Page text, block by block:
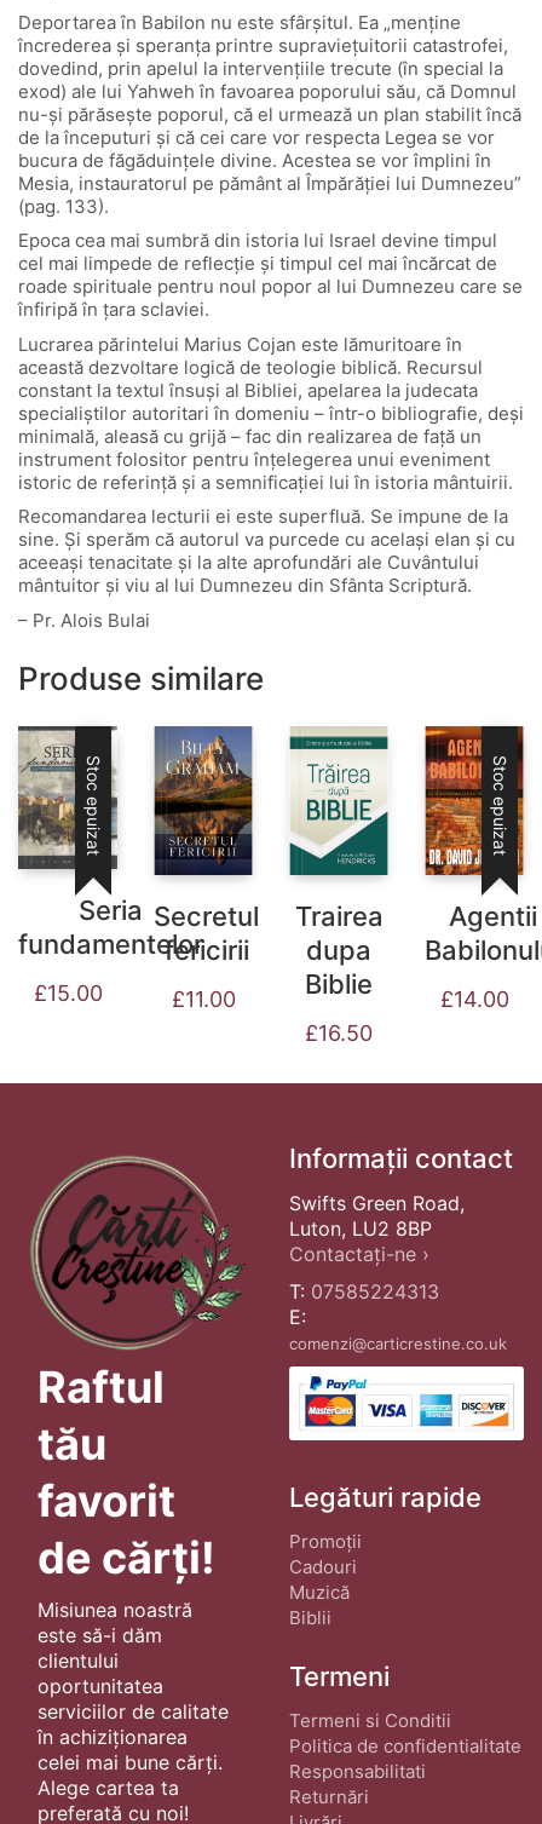
Deportarea în Babilon nu este sfârşitul. Ea „menţine
încrederea şi speranţa printre supravieţuitorii catastrofei,
dovedind, prin apelul la intervenţiile trecute (în special la
exod) ale lui Yahweh în favoarea poporului său, că Domnul
nu-şi părăseşte poporul, că el urmează un plan stabilit încă
de la începuturi şi că cei care vor respecta Legea se vor
bucura de făgăduinţele divine. Acestea se vor împlini în
Mesia, instauratorul pe pământ al Împărăţiei lui Dumnezeu”
(pag. 133).
Epoca cea mai sumbră din istoria lui Israel devine timpul
cel mai limpede de reflecţie şi timpul cel mai încărcat de
roade spirituale pentru noul popor al lui Dumnezeu care se
înfiripă în ţara sclaviei.
Lucrarea părintelui Marius Cojan este lămuritoare în
această dezvoltare logică de teologie biblică. Recursul
constant la textul însuşi al Bibliei, apelarea la judecata
specialiştilor autoritari în domeniu – într-o bibliografie, deşi
minimală, aleasă cu grijă – fac din realizarea de faţă un
instrument folositor pentru înţelegerea unui eveniment
istoric de referinţă şi a semnificaţiei lui în istoria mântuirii.
Recomandarea lecturii ei este superfluă. Se impune de la
sine. Şi sperăm că autorul va purcede cu acelaşi elan şi cu
aceeaşi tenacitate şi la alte aprofundări ale Cuvântului
mântuitor şi viu al lui Dumnezeu din Sfânta Scriptură.
– Pr. Alois Bulai
Produse similare
Stoc epuizat
Seria
fundamentelor
£15.00
Secretul
fericirii
£11.00
Trairea
dupa
Biblie
£16.50
Stoc epuizat
Agentii
£14.00
Raftul
tău
favorit
de cărți!
Misiunea noastră
este să-i dăm
clientului
oportunitatea
serviciilor de calitate
în achiziționarea
celei mai bune cărți.
Alege cartea ta
preferată cu noi!
Informații contact
Swifts Green Road,
Luton, LU2 8BP
Contactați-ne ›
T: 07585224313
E:
comenzi@carticrestine.co.uk
Legături rapide
Promoții
Cadouri
Muzică
Biblii
Termeni
Termeni si Conditii
Politica de confidentialitate
Responsabilitati
Returnări